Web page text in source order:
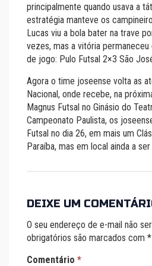
principalmente quando usava a
estratégia manteve os
Lucas viu a bola bater na trave
vezes, mas a vitória
de jogo: Pulo Futsal 2×3 São
Agora o time joseense volta as
Nacional, onde recebe, na
Magnus Futsal no Ginásio do
Campeonato Paulista, os
Futsal no dia 26, em mais um
Paraíba, mas em local ainda a
DEIXE UM
O seu endereço de e-mail não
obrigatórios são marcados com *
Comentário *